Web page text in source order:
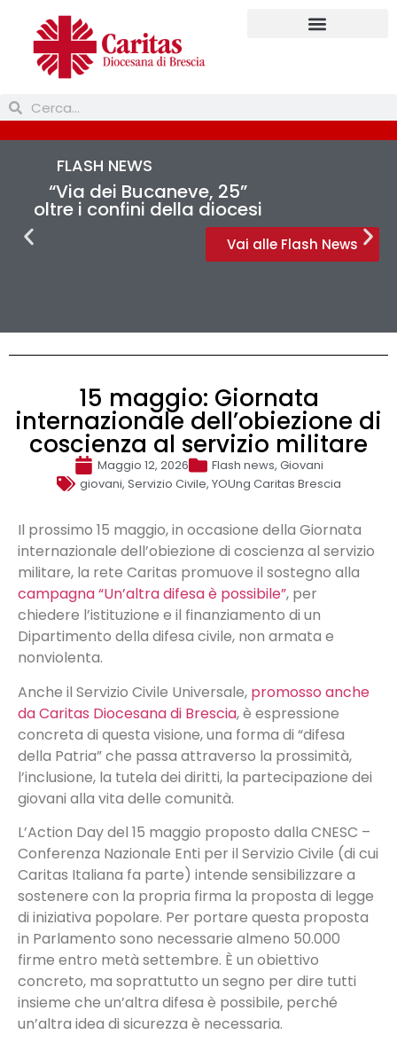
FLASH NEWS
“Via dei Bucaneve, 25”
oltre i confini della diocesi
Vai alle Flash News
15 maggio: Giornata
internazionale dell’obiezione di
coscienza al servizio militare
Maggio 12, 2026 Flash news, Giovani
giovani, Servizio Civile, YOUng Caritas Brescia
Il prossimo 15 maggio, in occasione della Giornata
internazionale dell’obiezione di coscienza al servizio
militare, la rete Caritas promuove il sostegno alla
campagna “Un’altra difesa è possibile”, per
chiedere l’istituzione e il finanziamento di un
Dipartimento della difesa civile, non armata e
nonviolenta.
Anche il Servizio Civile Universale, promosso anche
da Caritas Diocesana di Brescia, è espressione
concreta di questa visione, una forma di “difesa
della Patria” che passa attraverso la prossimità,
l’inclusione, la tutela dei diritti, la partecipazione dei
giovani alla vita delle comunità.
L’Action Day del 15 maggio proposto dalla CNESC –
Conferenza Nazionale Enti per il Servizio Civile (di cui
Caritas Italiana fa parte) intende sensibilizzare a
sostenere con la propria firma la proposta di legge
di iniziativa popolare. Per portare questa proposta
in Parlamento sono necessarie almeno 50.000
firme entro metà settembre. È un obiettivo
concreto, ma soprattutto un segno per dire tutti
insieme che un’altra difesa è possibile, perché
un’altra idea di sicurezza è necessaria.